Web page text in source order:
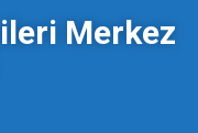
Merkez